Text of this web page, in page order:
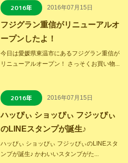
2016年 2016年07月15日
フジグラン重信がリニューアルオ
ープンしたよ！
今日は愛媛県東温市にあるフジグラン重信が
リニューアルオープン！ さっそくお買い物...
2016年 2016年07月15日
ハッぴぃ ショッぴぃ フジッぴぃ
のLINEスタンプが誕生♪
ハッぴぃ ショッぴぃ フジッぴぃのLINEスタ
ンプが誕生♪ かわいいスタンプがた...